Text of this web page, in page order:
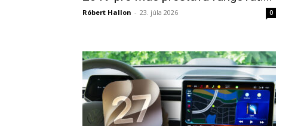
Róbert Hallon - 23. júla 2026 0